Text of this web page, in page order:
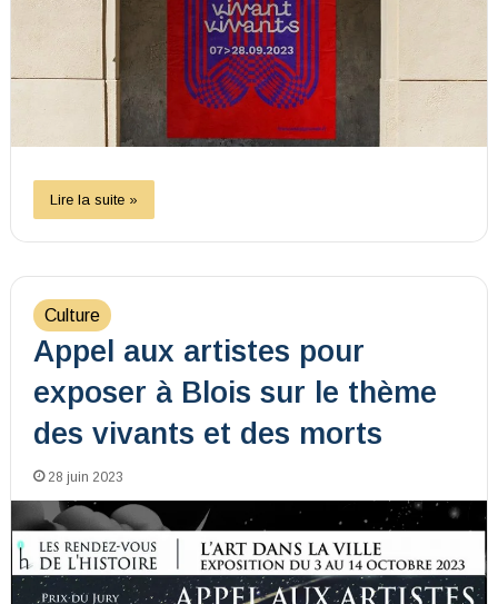
Lire la suite »
Culture
Appel aux artistes pour
exposer à Blois sur le thème
des vivants et des morts
28 juin 2023